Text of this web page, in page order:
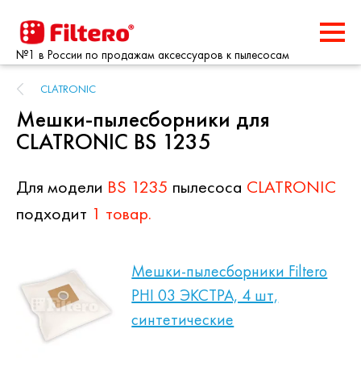
№1 в России по продажам аксессуаров к пылесосам
CLATRONIC
Мешки-пылесборники для
CLATRONIC BS 1235
Для модели BS 1235 пылесоса CLATRONIC
подходит 1 товар.
Мешки-пылесборники Filtero
PHI 03 ЭКСТРА, 4 шт,
синтетические